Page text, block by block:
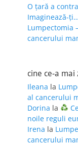
O țară a
Imaginează-ți…
Lumpectomia
cancerului
cine ce-a mai
Ileana la
al cancerului
Dorina la
noile reguli
Irena la
cancerului